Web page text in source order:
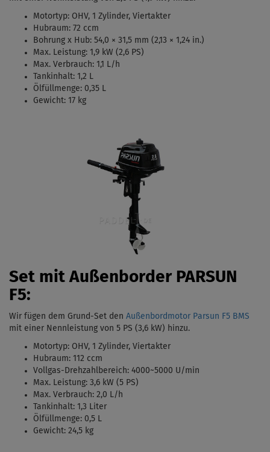
Motortyp: OHV, 1 Zylinder, Viertakter
Hubraum: 72 ccm
Bohrung x Hub: 54,0 × 31,5 mm (2,13 × 1,24 in.)
Max. Leistung: 1,9 kW (2,6 PS)
Max. Verbrauch: 1,1 L/h
Tankinhalt: 1,2 L
Ölfüllmenge: 0,35 L
Gewicht: 17 kg
Set mit Außenborder PARSUN
F5:
Wir fügen dem Grund-Set den Außenbordmotor Parsun F5 BMS
mit einer Nennleistung von 5 PS (3,6 kW) hinzu.
Motortyp: OHV, 1 Zylinder, Viertakter
Hubraum: 112 ccm
Vollgas-Drehzahlbereich: 4000~5000 U/min
Max. Leistung: 3,6 kW (5 PS)
Max. Verbrauch: 2,0 L/h
Tankinhalt: 1,3 Liter
Ölfüllmenge: 0,5 L
Gewicht: 24,5 kg